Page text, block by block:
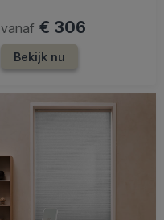
vanaf € 306
Bekijk nu